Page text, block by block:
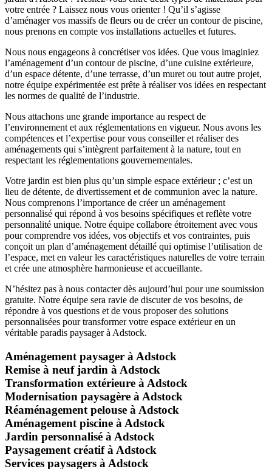
votre entrée ? Laissez nous vous orienter ! Qu’il s’agisse
d’aménager vos massifs de fleurs ou de créer un contour de piscine,
nous prenons en compte vos installations actuelles et futures.
Nous nous engageons à concrétiser vos idées. Que vous imaginiez
l’aménagement d’un contour de piscine, d’une cuisine extérieure,
d’un espace détente, d’une terrasse, d’un muret ou tout autre projet,
notre équipe expérimentée est prête à réaliser vos idées en respectant
les normes de qualité de l’industrie.
Nous attachons une grande importance au respect de
l’environnement et aux réglementations en vigueur. Nous avons les
compétences et l’expertise pour vous conseiller et réaliser des
aménagements qui s’intègrent parfaitement à la nature, tout en
respectant les réglementations gouvernementales.
Votre jardin est bien plus qu’un simple espace extérieur ; c’est un
lieu de détente, de divertissement et de communion avec la nature.
Nous comprenons l’importance de créer un aménagement
personnalisé qui répond à vos besoins spécifiques et reflète votre
personnalité unique. Notre équipe collabore étroitement avec vous
pour comprendre vos idées, vos objectifs et vos contraintes, puis
conçoit un plan d’aménagement détaillé qui optimise l’utilisation de
l’espace, met en valeur les caractéristiques naturelles de votre terrain
et crée une atmosphère harmonieuse et accueillante.
N’hésitez pas à nous contacter dès aujourd’hui pour une soumission
gratuite. Notre équipe sera ravie de discuter de vos besoins, de
répondre à vos questions et de vous proposer des solutions
personnalisées pour transformer votre espace extérieur en un
véritable paradis paysager à Adstock.
Aménagement paysager à Adstock
Remise à neuf jardin à Adstock
Transformation extérieure à Adstock
Modernisation paysagère à Adstock
Réaménagement pelouse à Adstock
Aménagement piscine à Adstock
Jardin personnalisé à Adstock
Paysagement créatif à Adstock
Services paysagers à Adstock